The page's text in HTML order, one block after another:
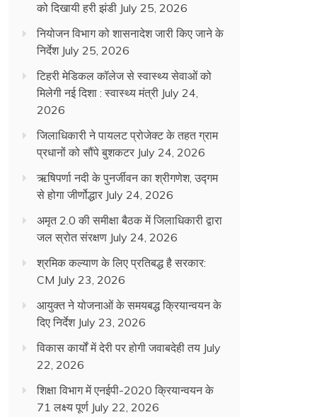
को दिखायी हरी झंडी July 25, 2026
नियोजन विभाग को शासनादेश जारी किए जाने के
निर्देश July 25, 2026
टिहरी मेडिकल कॉलेज से स्वास्थ्य सेवाओं को
मिलेगी नई दिशा : स्वास्थ्य मंत्री July 24,
2026
जिलाधिकारी ने पायलट प्रोजेक्ट के तहत ग्राम
प्रधानों को सौंपे बुशकटर July 24, 2026
ऋषिपर्णा नदी के पुनर्जीवन का श्रीगणेश, उद्गम
से होगा जीर्णोद्धार July 24, 2026
अमृत 2.0 की समीक्षा बैठक में जिलाधिकारी द्वारा
जल स्रोत संरक्षण July 24, 2026
श्रमिक कल्याण के लिए प्रतिबद्ध है सरकार:
CM July 23, 2026
आयुक्त ने योजनाओं के समयबद्ध क्रियान्वयन के
दिए निर्देश July 23, 2026
विकास कार्यों में देरी पर होगी जवाबदेही तय July
22, 2026
शिक्षा विभाग में एनईपी-2020 क्रियान्वयन के
71 लक्ष्य पूर्ण July 22, 2026